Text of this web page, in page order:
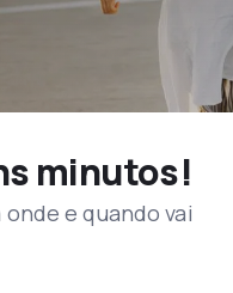
minutos!
e quando vai